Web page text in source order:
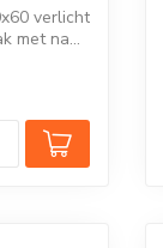
verlicht
met na...